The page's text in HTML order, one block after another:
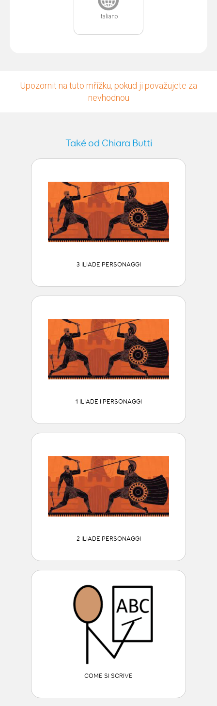
Italiano
Upozornit na tuto mřížku, pokud ji považujete za
nevhodnou
Také od Chiara Butti
3 ILIADE PERSONAGGI
1 ILIADE I PERSONAGGI
2 ILIADE PERSONAGGI
COME SI SCRIVE